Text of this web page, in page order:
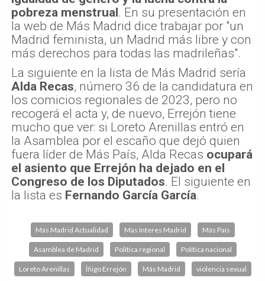
pobreza menstrual. En su presentación en
la web de Más Madrid dice trabajar por "un
Madrid feminista, un Madrid más libre y con
más derechos para todas las madrileñas".
La siguiente en la lista de Más Madrid sería
Alda Recas, número 36 de la candidatura en
los comicios regionales de 2023, pero no
recogerá el acta y, de nuevo, Errejón tiene
mucho que ver: si Loreto Arenillas entró en
la Asamblea por el escaño que dejó quien
fuera líder de Más País, Alda Recas ocupará
el asiento que Errejón ha dejado en el
Congreso de los Diputados. El siguiente en
la lista es Fernando García García.
Más Madrid Actualidad Mas Interes Madrid Más País
Asamblea de Madrid Política regional Política nacional
Loreto Arenillas Íñigo Errejón Más Madrid violencia sexual